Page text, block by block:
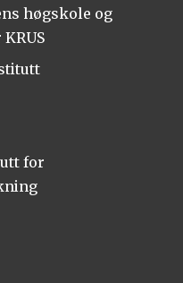
høgskole og
for